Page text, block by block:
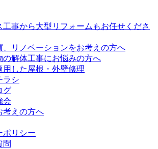
工事から大型リフォームもお任せくださ
、リノベーションをお考えの方へ
の解体工事にお悩みの方へ
用した屋根・外壁修理
ラシ
グ
会
考えの方へ
ポリシー
問